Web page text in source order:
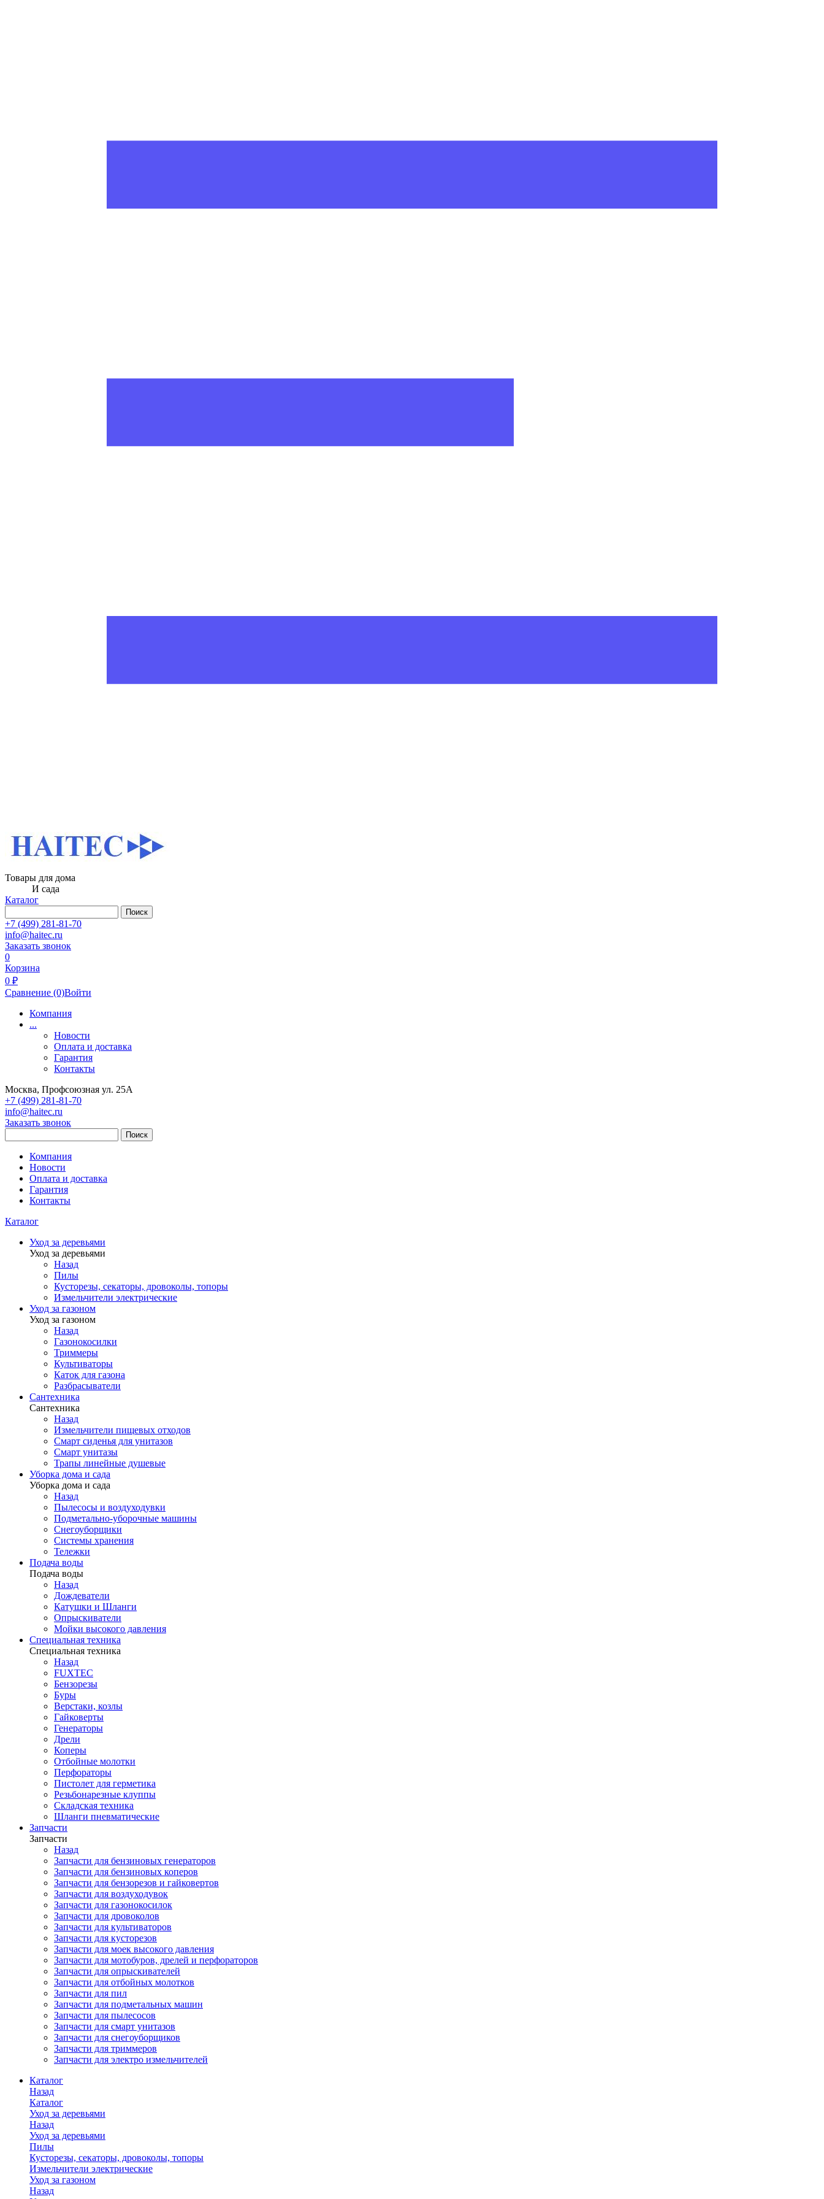
Товары для дома
И сада
Каталог
Поиск
+7 (499) 281-81-70
info@haitec.ru
Заказать звонок
0
Корзина
0 ₽
Сравнение (0)Войти
Компания
...
Новости
Оплата и доставка
Гарантия
Контакты
Москва, Профсоюзная ул. 25А
+7 (499) 281-81-70
info@haitec.ru
Заказать звонок
Поиск
Компания
Новости
Оплата и доставка
Гарантия
Контакты
Каталог
Уход за деревьями
Уход за деревьями
Назад
Пилы
Кусторезы, секаторы, дровоколы, топоры
Измельчители электрические
Уход за газоном
Уход за газоном
Назад
Газонокосилки
Триммеры
Культиваторы
Каток для газона
Разбрасыватели
Сантехника
Сантехника
Назад
Измельчители пищевых отходов
Смарт сиденья для унитазов
Смарт унитазы
Трапы линейные душевые
Уборка дома и сада
Уборка дома и сада
Назад
Пылесосы и воздуходувки
Подметально-уборочные машины
Снегоуборщики
Системы хранения
Тележки
Подача воды
Подача воды
Назад
Дождеватели
Катушки и Шланги
Опрыскиватели
Мойки высокого давления
Специальная техника
Специальная техника
Назад
FUXTEC
Бензорезы
Буры
Верстаки, козлы
Гайковерты
Генераторы
Дрели
Коперы
Отбойные молотки
Перфораторы
Пистолет для герметика
Резьбонарезные клуппы
Складская техника
Шланги пневматические
Запчасти
Запчасти
Назад
Запчасти для бензиновых генераторов
Запчасти для бензиновых коперов
Запчасти для бензорезов и гайковертов
Запчасти для воздуходувок
Запчасти для газонокосилок
Запчасти для дровоколов
Запчасти для культиваторов
Запчасти для кусторезов
Запчасти для моек высокого давления
Запчасти для мотобуров, дрелей и перфораторов
Запчасти для опрыскивателей
Запчасти для отбойных молотков
Запчасти для пил
Запчасти для подметальных машин
Запчасти для пылесосов
Запчасти для смарт унитазов
Запчасти для снегоуборщиков
Запчасти для триммеров
Запчасти для электро измельчителей
Каталог
Назад
Каталог
Уход за деревьями
Назад
Уход за деревьями
Пилы
Кусторезы, секаторы, дровоколы, топоры
Измельчители электрические
Уход за газоном
Назад